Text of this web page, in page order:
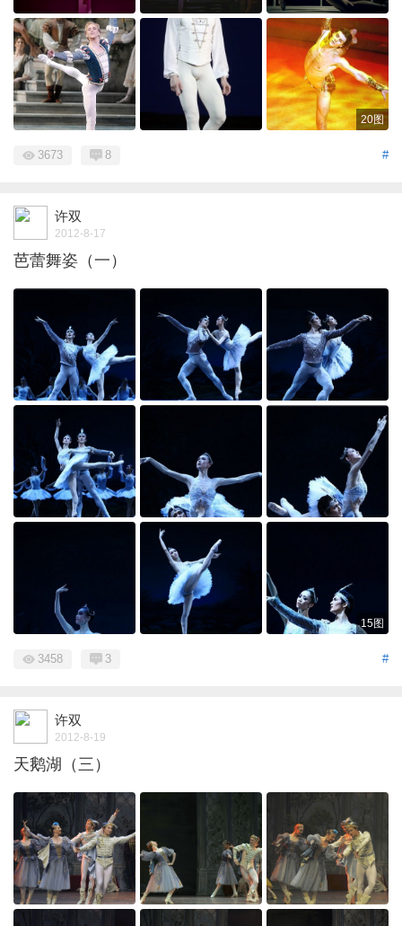
20图
#
3673 8
许双
2012-8-17
芭蕾舞姿（一）
15图
#
3458 3
许双
2012-8-19
天鹅湖（三）